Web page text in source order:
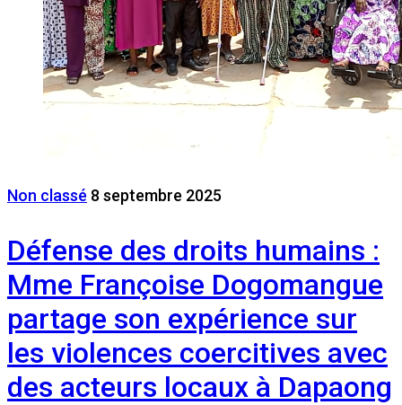
Non classé 8 septembre 2025
Défense des droits humains :
Mme Françoise Dogomangue
partage son expérience sur
les violences coercitives avec
des acteurs locaux à Dapaong